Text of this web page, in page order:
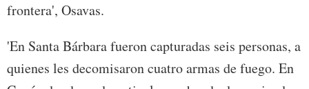
frontera', Osavas.
'En Santa Bárbara fueron capturadas seis personas, a
quienes les decomisaron cuatro armas de fuego. En